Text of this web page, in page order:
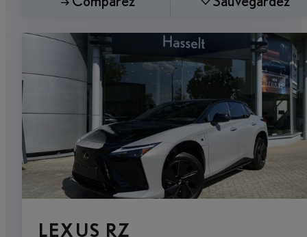
LEXUS RZ